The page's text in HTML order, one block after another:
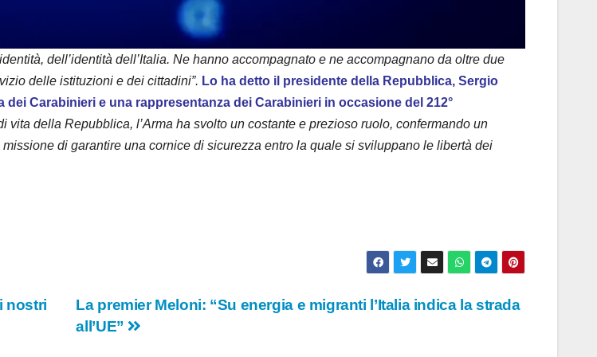
e
o
dell’identità dell’Italia. Ne hanno accompagnato e ne accompagnano da oltre due
delle istituzioni e dei cittadini”. Lo ha detto il presidente della Repubblica, Sergio
dei Carabinieri e una rappresentanza dei Carabinieri in occasione del 212°
vita della Repubblica, l’Arma ha svolto un costante e prezioso ruolo, confermando un
di garantire una cornice di sicurezza entro la quale si sviluppano le libertà dei
La premier Meloni: “Su energia e migranti l’Italia indica la strada
all’UE”
nostri